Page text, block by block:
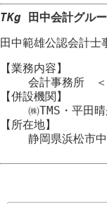
TKg 田中会計グル
田中範雄公認会計士
【業務内容】
会計事務所 ＜
【併設機関】
㈱TMS・平田
【所在地】
静岡県浜松市